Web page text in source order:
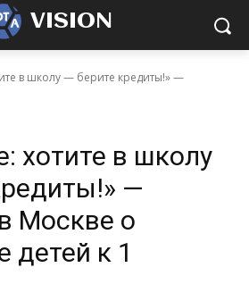
VISION
в школу — берите кредиты!» —
хотите в школу
—
Москве о
детей к 1